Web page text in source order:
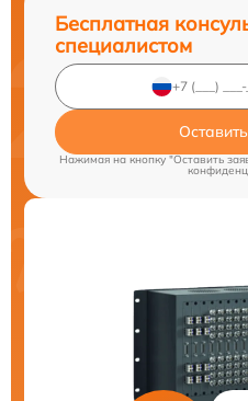
Бесплатная
специалистом
Нажимая на кнопку "Оставить